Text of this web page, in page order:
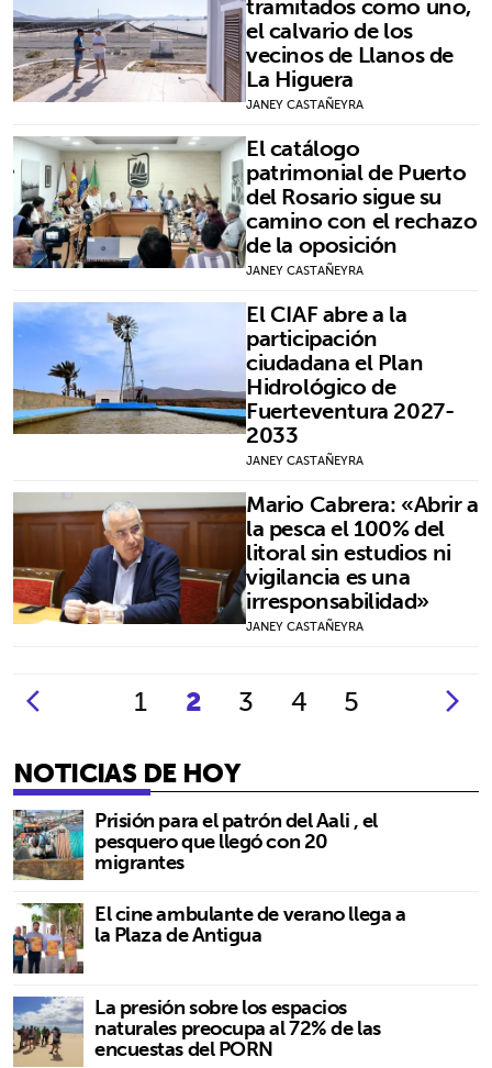
el calvario de los
vecinos de Llanos de
La Higuera
JANEY CASTAÑEYRA
El catálogo
patrimonial de Puerto
del Rosario sigue su
camino con el rechazo
de la oposición
JANEY CASTAÑEYRA
El CIAF abre a la
participación
ciudadana el Plan
Hidrológico de
Fuerteventura 2027-
2033
JANEY CASTAÑEYRA
Mario Cabrera: «Abrir a
la pesca el 100% del
litoral sin estudios ni
vigilancia es una
irresponsabilidad»
JANEY CASTAÑEYRA
1 2 3 4
5
NOTICIAS DE HOY
Prisión para el patrón del Aali , el
pesquero que llegó con 20
migrantes
El cine ambulante de verano llega a
la Plaza de Antigua
La presión sobre los espacios
naturales preocupa al 72% de las
encuestas del PORN